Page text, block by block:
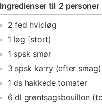
Ingredienser til 2 personer
2 fed hvidløg
1 løg (stort)
1 spsk smør
3 spsk karry (efter smag)
1 ds hakkede tomater
6 dl grøntsagsbouillon